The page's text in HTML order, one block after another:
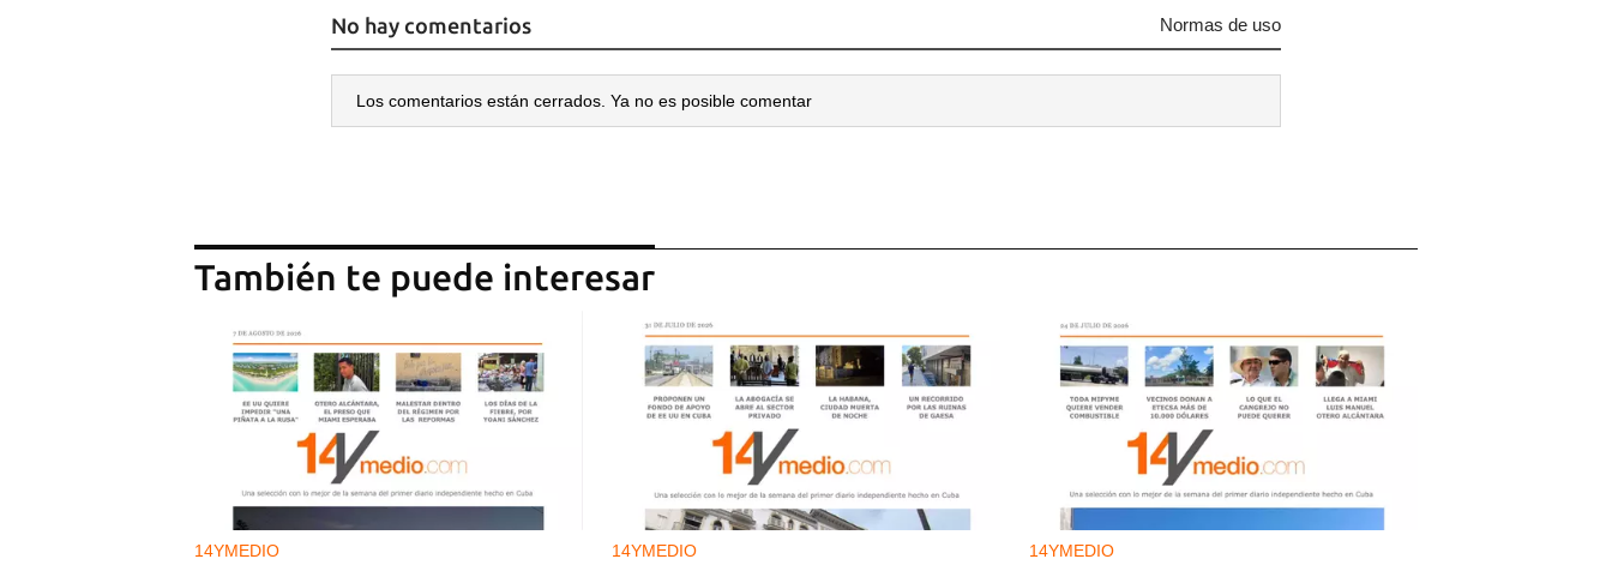
No hay comentarios Normas de uso
Los comentarios están cerrados. Ya no es posible comentar
También te puede interesar
14YMEDIO 14YMEDIO 14YMEDIO